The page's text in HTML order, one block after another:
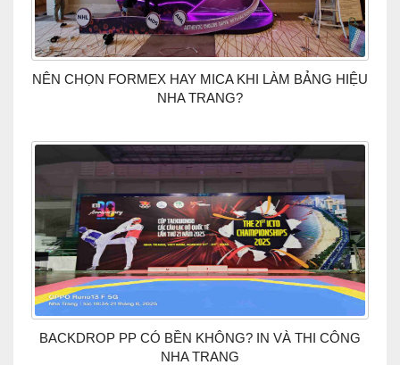
NÊN CHỌN FORMEX HAY MICA KHI LÀM BẢNG HIỆU
NHA TRANG?
BACKDROP PP CÓ BỀN KHÔNG? IN VÀ THI CÔNG
NHA TRANG